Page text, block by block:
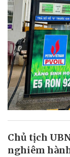
Chủ tịch
nghiêm